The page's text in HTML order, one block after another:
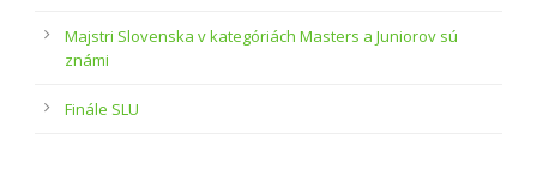
Majstri Slovenska v kategóriách Masters a Juniorov sú
známi
Finále SLU